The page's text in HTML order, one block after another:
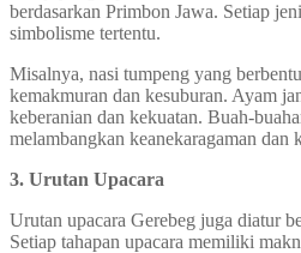
berdasarkan Primbon Jawa. Setiap
simbolisme tertentu.
Misalnya, nasi tumpeng yang
kemakmuran dan kesuburan. Ayam
keberanian dan kekuatan. Buah-
melambangkan keanekaragaman dan
3. Urutan Upacara
Urutan upacara Gerebeg juga diatur
Setiap tahapan upacara memiliki